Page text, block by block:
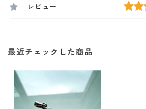
レビュー
最近チェックした商品